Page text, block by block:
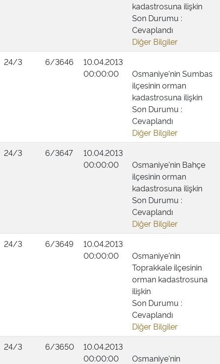
kadastrosuna ilişkin
Son Durumu :
Cevaplandı
Diğer Bilgiler
24/3
6/3646
10.04.2013
00:00:00
Osmaniye'nin Sumbas
ilçesinin orman
kadastrosuna ilişkin
Son Durumu :
Cevaplandı
Diğer Bilgiler
24/3
6/3647
10.04.2013
00:00:00
Osmaniye'nin Bahçe
ilçesinin orman
kadastrosuna ilişkin
Son Durumu :
Cevaplandı
Diğer Bilgiler
24/3
6/3649
10.04.2013
00:00:00
Osmaniye'nin
Toprakkale ilçesinin
orman kadastrosuna
ilişkin
Son Durumu :
Cevaplandı
Diğer Bilgiler
24/3
6/3650
10.04.2013
00:00:00
Osmaniye'nin